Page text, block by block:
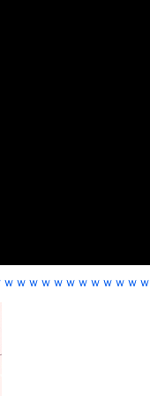
ｗｗｗｗｗｗｗｗｗｗｗ